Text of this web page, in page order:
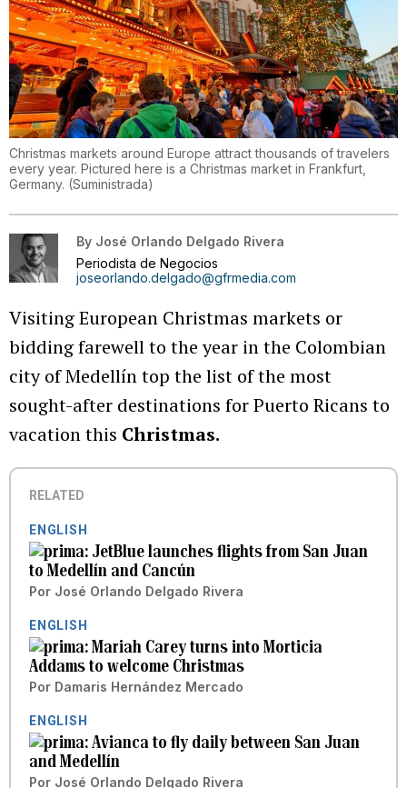
Christmas markets around Europe attract thousands of travelers
every year. Pictured here is a Christmas market in Frankfurt,
Germany. (Suministrada)
By José Orlando Delgado Rivera
Periodista de Negocios
joseorlando.delgado@gfrmedia.com
Visiting European Christmas markets or
bidding farewell to the year in the Colombian
city of Medellín top the list of the most
sought-after destinations for Puerto Ricans to
vacation this Christmas.
RELATED
ENGLISH
JetBlue launches flights from San Juan
to Medellín and Cancún
Por José Orlando Delgado Rivera
ENGLISH
Mariah Carey turns into Morticia
Addams to welcome Christmas
Por Damaris Hernández Mercado
ENGLISH
Avianca to fly daily between San Juan
and Medellín
Por José Orlando Delgado Rivera